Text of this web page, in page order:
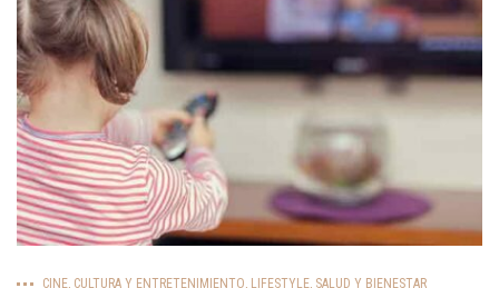
CINE, CULTURA Y ENTRETENIMIENTO, LIFESTYLE, SALUD Y BIENESTAR